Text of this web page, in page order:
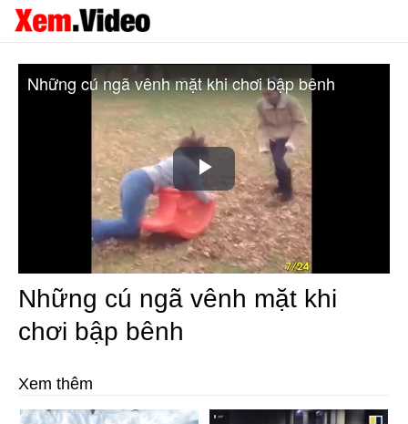
Play
Video
Những cú ngã vênh mặt khi chơi bập bênh
Những cú ngã vênh mặt khi
chơi bập bênh
Xem thêm